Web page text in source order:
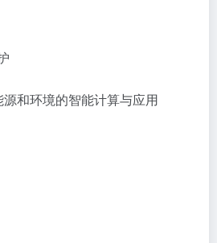
和环境的智能计算与应用